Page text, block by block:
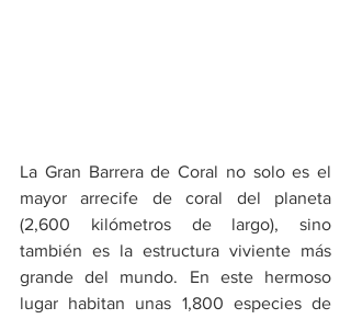
La Gran Barrera de Coral no solo es el
mayor arrecife de coral del planeta
(2,600 kilómetros de largo), sino
también es la estructura viviente más
grande del mundo. En este hermoso
lugar habitan unas 1,800 especies de